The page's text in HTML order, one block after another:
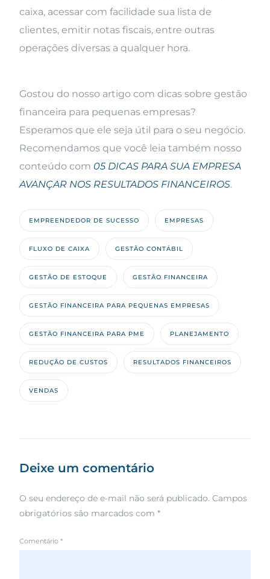
caixa, acessar com facilidade sua lista de
clientes, emitir notas fiscais, entre outras
operações diversas a qualquer hora.
Gostou do nosso artigo com dicas sobre gestão
financeira para pequenas empresas?
Esperamos que ele seja útil para o seu negócio.
Recomendamos que você leia também nosso
conteúdo com 05 DICAS PARA SUA EMPRESA
AVANÇAR NOS RESULTADOS FINANCEIROS.
EMPREENDEDOR DE SUCESSO EMPRESAS
FLUXO DE CAIXA GESTÃO CONTÁBIL
GESTÃO DE ESTOQUE GESTÃO FINANCEIRA
GESTÃO FINANCEIRA PARA PEQUENAS EMPRESAS
GESTÃO FINANCEIRA PARA PME PLANEJAMENTO
REDUÇÃO DE CUSTOS RESULTADOS FINANCEIROS
VENDAS
Deixe um comentário
O seu endereço de e-mail não será publicado. Campos
obrigatórios são marcados com*
Comentário*